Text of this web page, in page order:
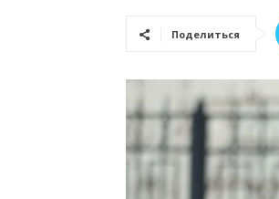
Поделиться